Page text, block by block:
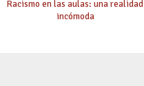
Racismo en las aulas: una realidad
incómoda